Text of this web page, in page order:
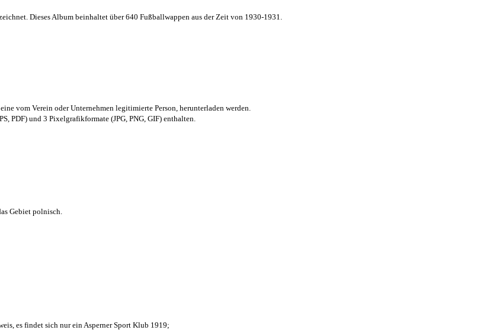
Dieses Album beinhaltet über 640 Fußballwappen aus der Zeit von 1930-1931.
vom Verein oder Unternehmen legitimierte Person, herunterladen werden.
PDF) und 3 Pixelgrafikformate (JPG, PNG, GIF) enthalten.
Gebiet polnisch.
es findet sich nur ein Asperner Sport Klub 1919;